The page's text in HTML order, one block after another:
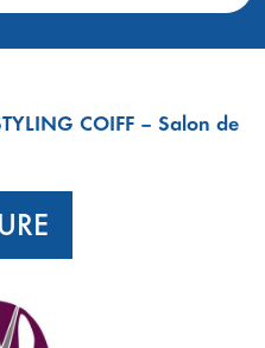
COIFF – Salon de